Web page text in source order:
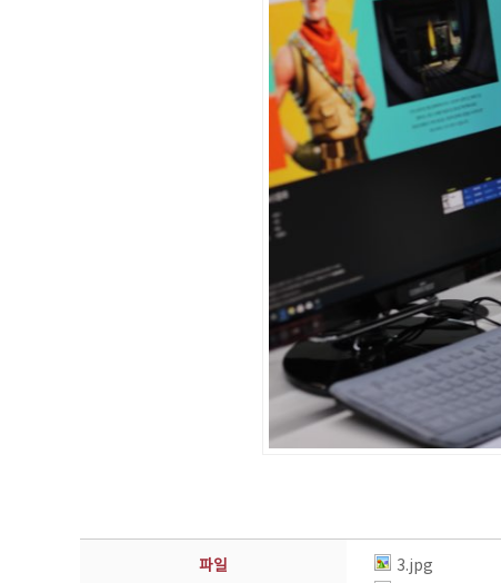
파일
3.jpg